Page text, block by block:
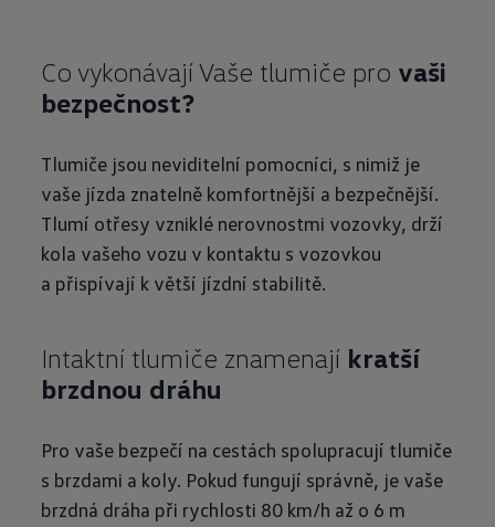
Co vykonávají Vaše tlumiče pro vaši
bezpečnost?
Tlumiče jsou neviditelní pomocníci, s nimiž je
vaše jízda znatelně komfortnější a bezpečnější.
Tlumí otřesy vzniklé nerovnostmi vozovky, drží
kola vašeho vozu v kontaktu s vozovkou
a přispívají k větší jízdní stabilitě.
Intaktní tlumiče znamenají kratší
brzdnou dráhu
Pro vaše bezpečí na cestách spolupracují tlumiče
s brzdami a koly. Pokud fungují správně, je vaše
brzdná dráha při rychlosti 80 km/h až o 6 m